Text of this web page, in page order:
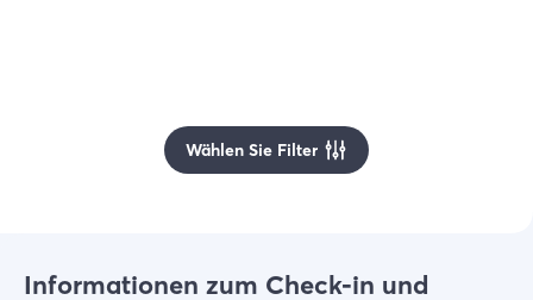
Wählen Sie Filter
Informationen zum Check-in und